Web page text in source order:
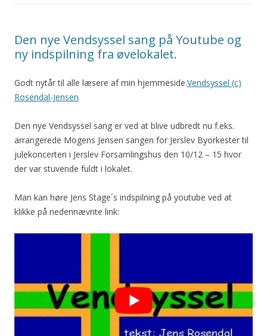
Den nye Vendsyssel sang på Youtube og
ny indspilning fra øvelokalet.
Godt nytår til alle læsere af min hjemmeside.Vendsyssel (c)
Rosendal-Jensen
Den nye Vendsyssel sang er ved at blive udbredt nu f.eks.
arrangerede Mogens Jensen sangen for Jerslev Byorkester til
julekoncerten i Jerslev Forsamlingshus den 10/12 – 15 hvor
der var stuvende fuldt i lokalet.
Man kan høre Jens Stage´s indspilning på youtube ved at
klikke på nedennævnte link: